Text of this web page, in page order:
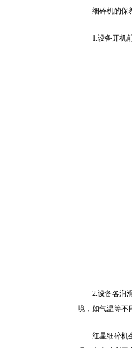
细碎机的保
1.设备开机
2.设备各润
境，如气温等不
红星细碎机